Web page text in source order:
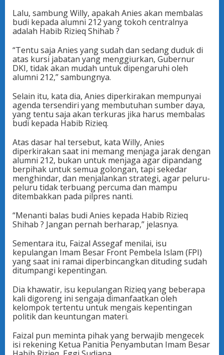
Lalu, sambung Willy, apakah Anies akan membalas
budi kepada alumni 212 yang tokoh centralnya
adalah Habib Rizieq Shihab ?
“Tentu saja Anies yang sudah dan sedang duduk di
atas kursi jabatan yang menggiurkan, Gubernur
DKI, tidak akan mudah untuk dipengaruhi oleh
alumni 212,” sambungnya.
Selain itu, kata dia, Anies diperkirakan mempunyai
agenda tersendiri yang membutuhan sumber daya,
yang tentu saja akan terkuras jika harus membalas
budi kepada Habib Rizieq.
Atas dasar hal tersebut, kata Willy, Anies
diperkirakan saat ini memang menjaga jarak dengan
alumni 212, bukan untuk menjaga agar dipandang
berpihak untuk semua golongan, tapi sekedar
menghindar, dan menjalankan strategi, agar peluru-
peluru tidak terbuang percuma dan mampu
ditembakkan pada pilpres nanti.
“Menanti balas budi Anies kepada Habib Rizieq
Shihab ? Jangan pernah berharap,” jelasnya.
Sementara itu, Faizal Assegaf menilai, isu
kepulangan Imam Besar Front Pembela Islam (FPI)
yang saat ini ramai diperbincangkan dituding sudah
ditumpangi kepentingan.
Dia khawatir, isu kepulangan Rizieq yang beberapa
kali digoreng ini sengaja dimanfaatkan oleh
kelompok tertentu untuk mengais kepentingan
politik dan keuntungan materi.
Faizal pun meminta pihak yang berwajib mengecek
isi rekening Ketua Panitia Penyambutan Imam Besar